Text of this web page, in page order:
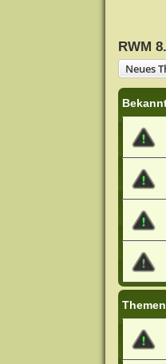
RWM
Neues
Themen